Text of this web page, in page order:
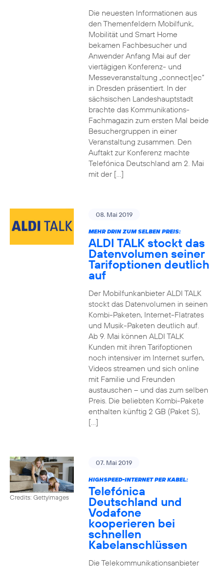
Die neuesten Informationen aus
den Themenfeldern Mobilfunk,
Mobilität und Smart Home
bekamen Fachbesucher und
Anwender Anfang Mai auf der
viertägigen Konferenz- und
Messeveranstaltung „connect|ec“
in Dresden präsentiert. In der
sächsischen Landeshauptstadt
brachte das Kommunikations-
Fachmagazin zum ersten Mal beide
Besuchergruppen in einer
Veranstaltung zusammen. Den
Auftakt zur Konferenz machte
Telefónica Deutschland am 2. Mai
mit der […]
08. Mai 2019
MEHR DRIN ZUM SELBEN PREIS:
ALDI TALK stockt das
Datenvolumen seiner
Tarifoptionen deutlich
auf
Der Mobilfunkanbieter ALDI TALK
stockt das Datenvolumen in seinen
Kombi-Paketen, Internet-Flatrates
und Musik-Paketen deutlich auf.
Ab 9. Mai können ALDI TALK
Kunden mit ihren Tarifoptionen
noch intensiver im Internet surfen,
Videos streamen und sich online
mit Familie und Freunden
austauschen – und das zum selben
Preis. Die beliebten Kombi-Pakete
enthalten künftig 2 GB (Paket S),
[…]
Credits: Gettyimages
07. Mai 2019
HIGHSPEED-INTERNET PER KABEL:
Telefónica
Deutschland und
Vodafone
kooperieren bei
schnellen
Kabelanschlüssen
Die Telekommunikationsanbieter